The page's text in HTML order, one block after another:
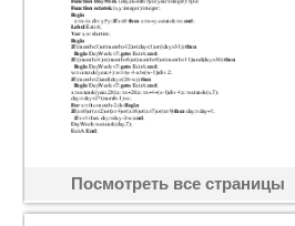
Посмотреть все страницы